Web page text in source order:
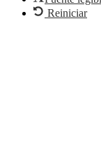
Reiniciar